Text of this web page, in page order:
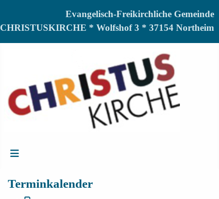
Evangelisch-Freikirchliche Gemeinde
CHRISTUSKIRCHE * Wolfshof 3 * 37154 Northeim
Terminkalender